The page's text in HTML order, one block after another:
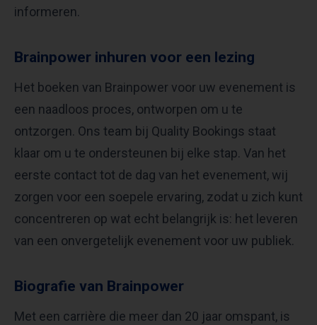
informeren.
Brainpower inhuren voor een lezing
Het boeken van Brainpower voor uw evenement is
een naadloos proces, ontworpen om u te
ontzorgen. Ons team bij Quality Bookings staat
klaar om u te ondersteunen bij elke stap. Van het
eerste contact tot de dag van het evenement, wij
zorgen voor een soepele ervaring, zodat u zich kunt
concentreren op wat echt belangrijk is: het leveren
van een onvergetelijk evenement voor uw publiek.
Biografie van Brainpower
Met een carrière die meer dan 20 jaar omspant, is